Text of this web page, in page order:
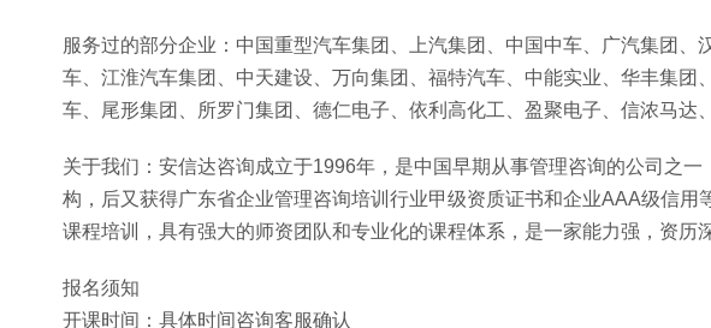
服务过的部分企业：中国重型汽车集团、上汽集团、中国中车、广汽集团
车、江淮汽车集团、中天建设、万向集团、福特汽车、中能实业、华丰集
车、尾形集团、所罗门集团、德仁电子、依利高化工、盈聚电子、信浓马达
关于我们：安信达咨询成立于1996年，是中国早期从事管理咨询的公司之
构，后又获得广东省企业管理咨询培训行业甲级资质证书和企业AAA级信
课程培训，具有强大的师资团队和专业化的课程体系，是一家能力强，资历
报名须知
开课时间：具体时间咨询客服确认